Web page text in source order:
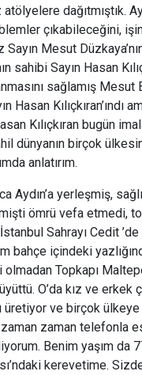
dağıtmıştık.
çıkabileceğini,
Mesut
sahibi Sayın Hasan
sağlamış Mesut
Hasan Kılıçkıran’ındı
Kılıçkıran bugün
dünyanın birçok
anlatırım.
Aydın’a yerleşmiş,
ömrü vefa etmedi,
Sahrayı Cedit ’de
bahçe içindeki
olmadan Topkapı
O’da kız ve erkek
üretiyor ve birçok
zaman telefonla
Benim yaşım
kerevetime.